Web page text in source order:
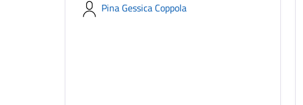
Pina Gessica Coppola